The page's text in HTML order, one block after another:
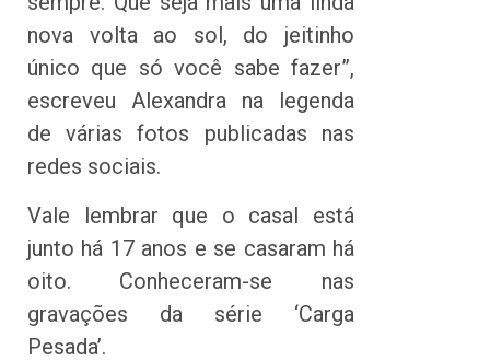
nova volta ao sol, do jeitinho
único que só você sabe fazer”,
escreveu Alexandra na legenda
de várias fotos publicadas nas
redes sociais.
Vale lembrar que o casal está
junto há 17 anos e se casaram há
oito. Conheceram-se nas
gravações da série ‘Carga
Pesada’.